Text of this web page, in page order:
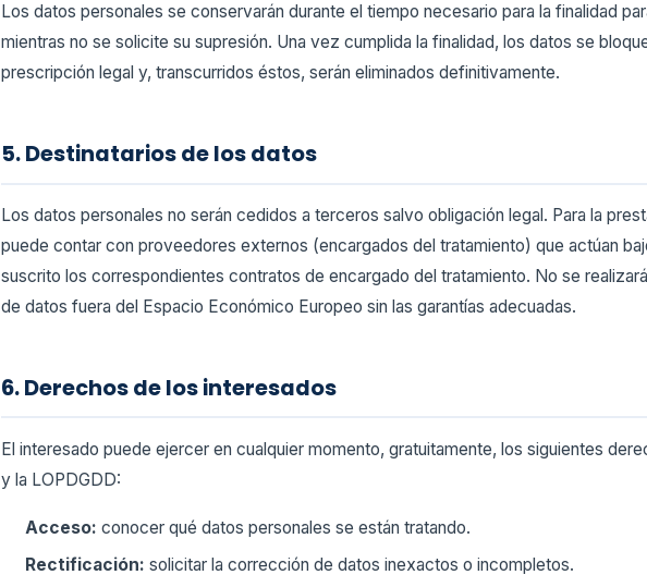
Los datos personales se conservarán durante el tiempo necesario para la finalidad
mientras no se solicite su supresión. Una vez cumplida la finalidad, los datos se
prescripción legal y, transcurridos éstos, serán eliminados definitivamente.
5. Destinatarios de los datos
Los datos personales no serán cedidos a terceros salvo obligación legal. Para la
puede contar con proveedores externos (encargados del tratamiento) que actúan
suscrito los correspondientes contratos de encargado del tratamiento. No se
de datos fuera del Espacio Económico Europeo sin las garantías adecuadas.
6. Derechos de los interesados
El interesado puede ejercer en cualquier momento, gratuitamente, los siguientes
y la LOPDGDD:
Acceso: conocer qué datos personales se están tratando.
Rectificación: solicitar la corrección de datos inexactos o incompletos.